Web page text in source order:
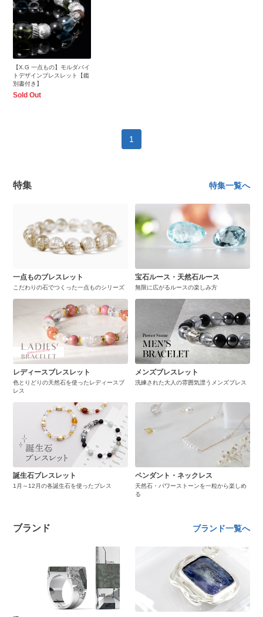
【X.G 一点もの】モルダバイ
トデザインブレスレット【鑑
別書付き】
Sold Out
1
特集 特集一覧へ
一点ものブレスレット
こだわりの石でつくった一点ものシリーズ
宝石ルース・天然石ルース
無限に広がるルースの楽しみ方
レディースブレスレット
色とりどりの天然石を使ったレディースブ
レス
メンズブレスレット
洗練された大人の雰囲気漂うメンズブレス
誕生石ブレスレット
1月～12月の各誕生石を使ったブレス
ペンダント・ネックレス
天然石・パワーストーンを一粒から楽しめ
る
ブランド ブランド一覧へ